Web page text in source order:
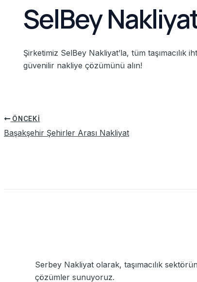
SelBey
Şirketimiz SelBey Nakliyat’la, tüm taşımacılık
güvenilir nakliye çözümünü alın!
ÖNCEKI
Başakşehir Şehirler Arası Nakliyat
Serbey Nakliyat olarak, taşımacılık
çözümler sunuyoruz.